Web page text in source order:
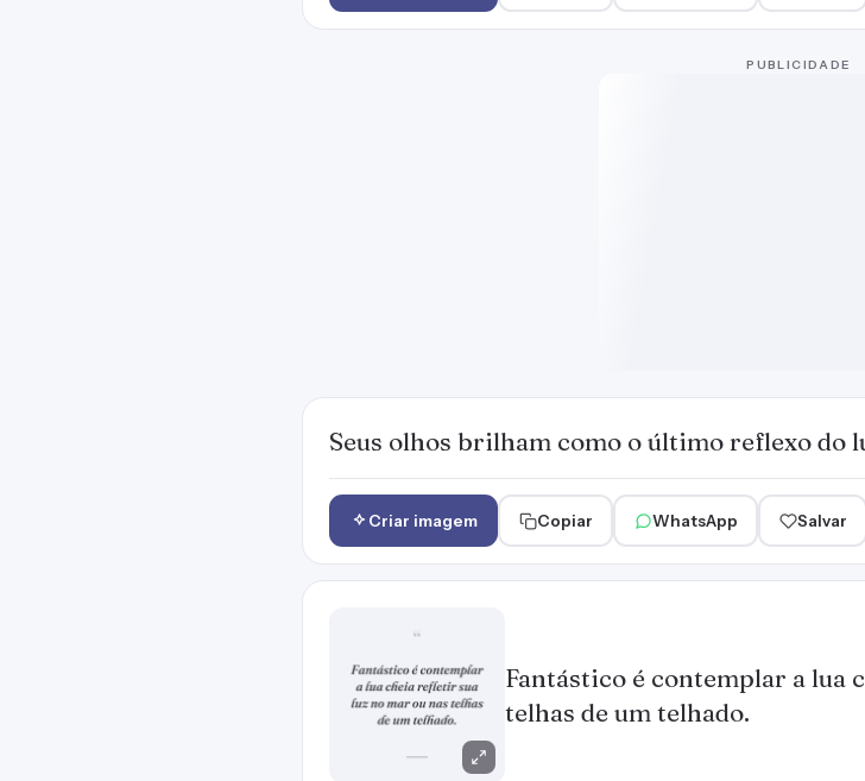
PUBLICIDADE
Seus olhos brilham como o último reflexo do
Criar imagem Copiar WhatsApp Salvar
Fantástico é contemplar a lua
telhas de um telhado.